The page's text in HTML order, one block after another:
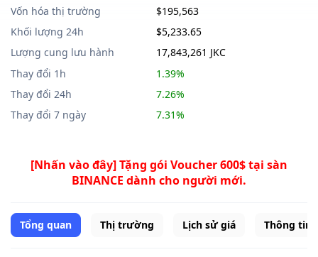
Vốn hóa thị trường
$195,563
Khối lượng 24h
$5,233.65
Lượng cung lưu hành
17,843,261 JKC
Thay đổi 1h
1.39%
Thay đổi 24h
7.26%
Thay đổi 7 ngày
7.31%
[Nhấn vào đây] Tặng gói Voucher 600$ tại sàn
BINANCE dành cho người mới.
Tổng quan Thị trường Lịch sử giá Thông tin